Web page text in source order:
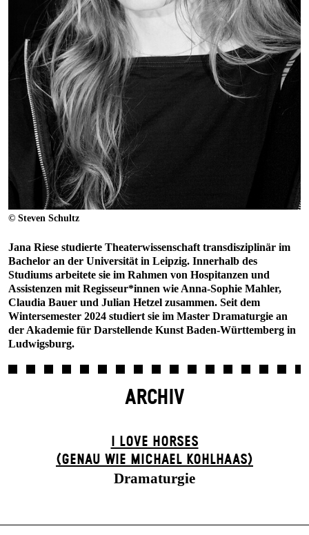
© Steven Schultz
Jana Riese studierte Theaterwissenschaft transdisziplinär im
Bachelor an der Universität in Leipzig. Innerhalb des
Studiums arbeitete sie im Rahmen von Hospitanzen und
Assistenzen mit Regisseur*innen wie Anna-Sophie Mahler,
Claudia Bauer und Julian Hetzel zusammen. Seit dem
Wintersemester 2024 studiert sie im Master Dramaturgie an
der Akademie für Darstellende Kunst Baden-Württemberg in
Ludwigsburg.
ARCHIV
I LOVE HORSES
(GENAU WIE MICHAEL KOHL­HAAS)
Dramaturgie